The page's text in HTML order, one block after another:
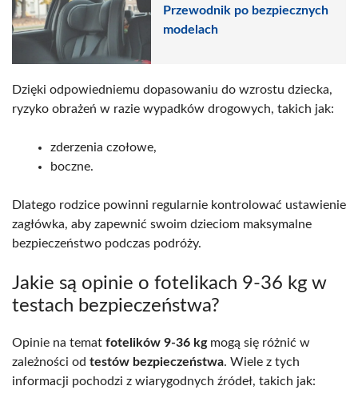
Przewodnik po bezpiecznych
modelach
Dzięki odpowiedniemu dopasowaniu do wzrostu dziecka,
ryzyko obrażeń w razie wypadków drogowych, takich jak:
zderzenia czołowe,
boczne.
Dlatego rodzice powinni regularnie kontrolować ustawienie
zagłówka, aby zapewnić swoim dzieciom maksymalne
bezpieczeństwo podczas podróży.
Jakie są opinie o fotelikach 9-36 kg w
testach bezpieczeństwa?
Opinie na temat fotelików 9-36 kgmogą się różnić w
zależności od testów bezpieczeństwa. Wiele z tych
informacji pochodzi z wiarygodnych źródeł, takich jak: